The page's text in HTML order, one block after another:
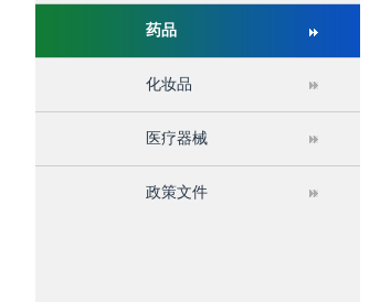
关于举办第十六届中国医疗器械监
药品
化妆品
医疗器械
政策文件